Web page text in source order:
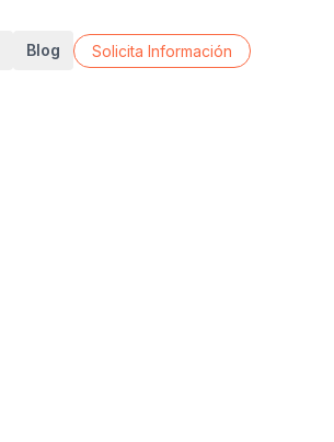
Blog Solicita Información